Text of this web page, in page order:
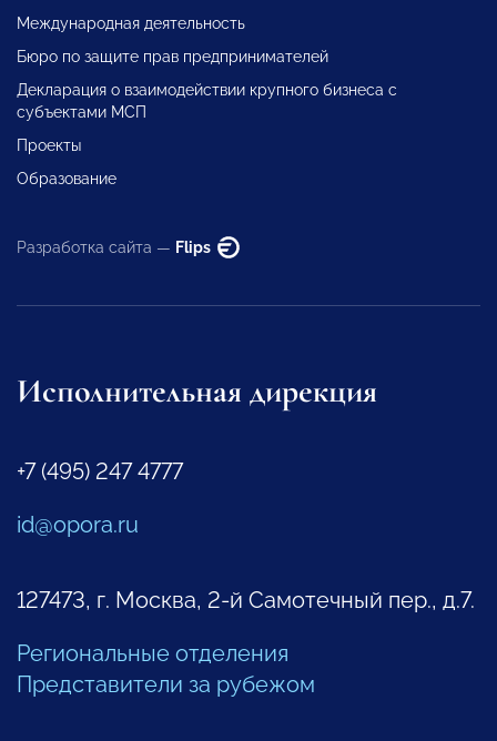
Международная деятельность
Бюро по защите прав предпринимателей
Декларация о взаимодействии крупного бизнеса с
субъектами МСП
Проекты
Образование
Разработка сайта — Flips
Исполнительная дирекция
+7 (495) 247 4777
id@opora.ru
127473, г. Москва, 2-й Самотечный пер., д.7.
Региональные отделения
Представители за рубежом